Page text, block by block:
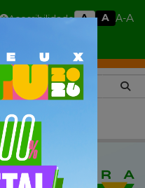
Acessibilidade A A A-A